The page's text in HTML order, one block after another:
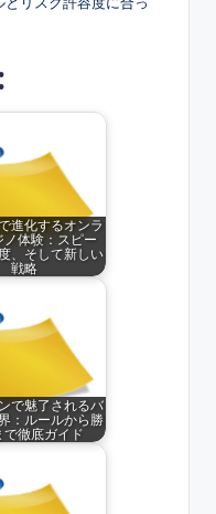
進化するオンラ
ノ体験：スピー
、そして新しい
戦略
で魅了されるバ
：ルールから勝
で徹底ガイド